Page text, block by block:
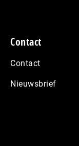
Contact
Contact
Nieuwsbrief